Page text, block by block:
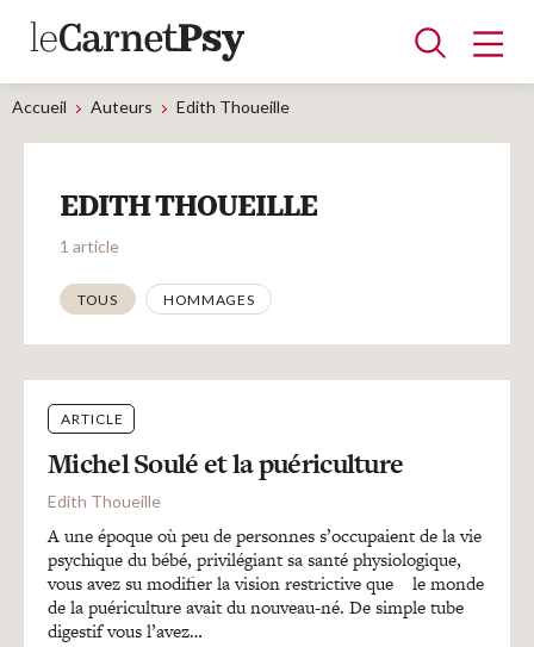
Articles
A la une
Adolescence
Dispositif
Enfance
Périnatalité
Psychanalyse
Psychopathologie
Soin
Dossiers
Blocs-notes
Recherches
Entretiens
Accueil Auteurs Edith Thoueille
EDITH THOUEILLE
1 article
Thématiques
TOUS HOMMAGES
ARTICLE
Michel Soulé et la puériculture
Edith Thoueille
A une époque où peu de personnes s’occupaient de la vie
psychique du bébé, privilégiant sa santé physiologique,
vous avez su modifier la vision restrictive que le monde
de la puériculture avait du nouveau-né. De simple tube
digestif vous l’avez…